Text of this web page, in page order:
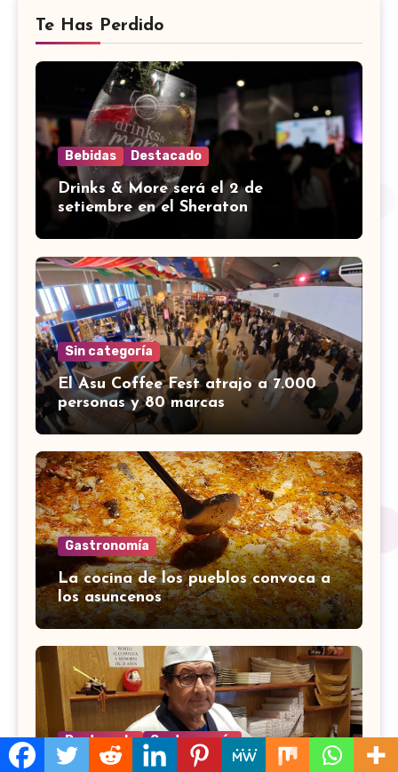
Te Has Perdido
Bebidas Destacado
Drinks & More será el 2 de
setiembre en el Sheraton
Sin categoría
El Asu Coffee Fest atrajo a 7.000
personas y 80 marcas
Gastronomía
La cocina de los pueblos convoca a
los asuncenos
Destacado Gastronomía